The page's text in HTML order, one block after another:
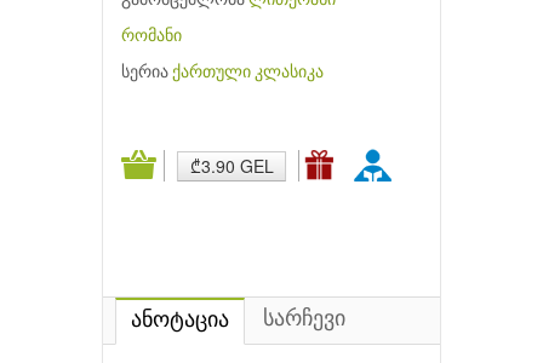
რომანი
სერია ქართული კლასიკა
₾3.90 GEL
ანოტაცია სარჩევი